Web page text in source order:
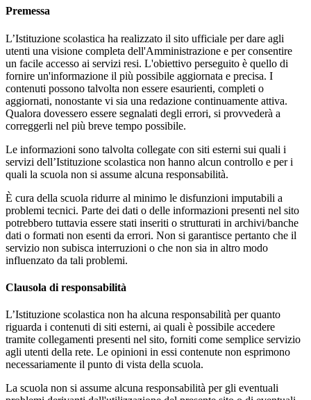
Premessa
L’Istituzione scolastica ha realizzato il sito ufficiale per dare agli
utenti una visione completa dell'Amministrazione e per consentire
un facile accesso ai servizi resi. L'obiettivo perseguito è quello di
fornire un'informazione il più possibile aggiornata e precisa. I
contenuti possono talvolta non essere esaurienti, completi o
aggiornati, nonostante vi sia una redazione continuamente attiva.
Qualora dovessero essere segnalati degli errori, si provvederà a
correggerli nel più breve tempo possibile.
Le informazioni sono talvolta collegate con siti esterni sui quali i
servizi dell’Istituzione scolastica non hanno alcun controllo e per i
quali la scuola non si assume alcuna responsabilità.
È cura della scuola ridurre al minimo le disfunzioni imputabili a
problemi tecnici. Parte dei dati o delle informazioni presenti nel sito
potrebbero tuttavia essere stati inseriti o strutturati in archivi/banche
dati o formati non esenti da errori. Non si garantisce pertanto che il
servizio non subisca interruzioni o che non sia in altro modo
influenzato da tali problemi.
Clausola di responsabilità
L’Istituzione scolastica non ha alcuna responsabilità per quanto
riguarda i contenuti di siti esterni, ai quali è possibile accedere
tramite collegamenti presenti nel sito, forniti come semplice servizio
agli utenti della rete. Le opinioni in essi contenute non esprimono
necessariamente il punto di vista della scuola.
La scuola non si assume alcuna responsabilità per gli eventuali